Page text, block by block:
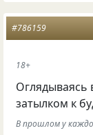
#786159
18+
затылком к
В прошлом у